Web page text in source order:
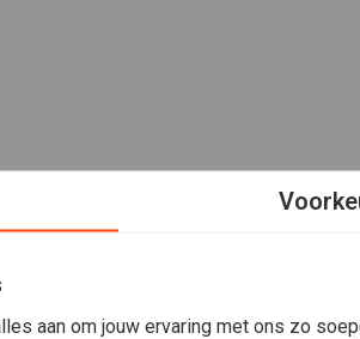
aan om jouw ervaring met ons zo